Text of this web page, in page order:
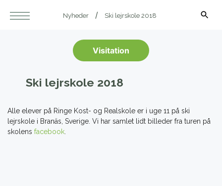
Nyheder Ski lejrskole 2018
Visitation
Ski lejrskole 2018
Alle elever på Ringe Kost- og Realskole er i uge 11 på ski
lejrskole i Branäs, Sverige. Vi har samlet lidt billeder fra turen på
skolens facebook